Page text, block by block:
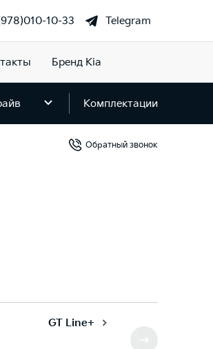
10-33 Telegram
Бренд Kia
Комплектации
Обратный звонок
GT Line+